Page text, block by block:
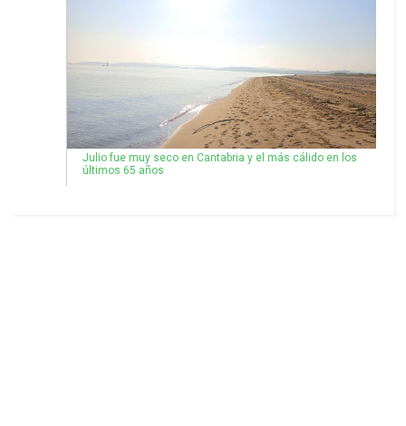
Julio fue muy seco en Cantabria y el más cálido en los
últimos 65 años